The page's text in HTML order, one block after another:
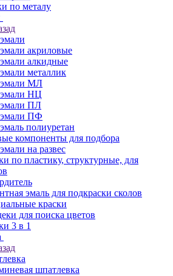
по металу
акриловые
алкидные
металлик
МЛ
НЦ
ПЛ
ПФ
полиуретан
компоненты для подбора
на развес
по пластику, структурные, для
эмаль для подкраски сколов
краски
для поиска цветов
3 в 1
шпатлевка